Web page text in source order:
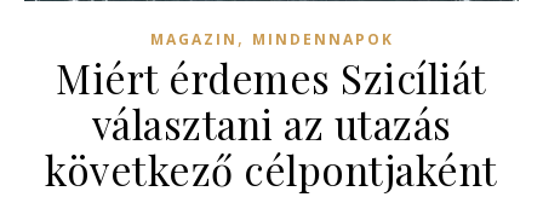
MAGAZIN , MINDENNAPOK
Miért érdemes Szicíliát
választani az utazás
következő célpontjaként